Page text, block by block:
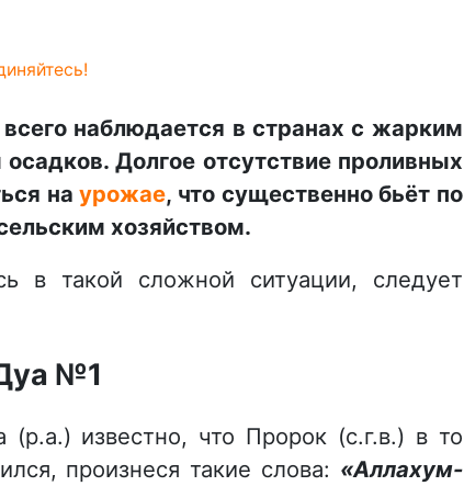
наблюдается в странах с жарким
Долгое отсутствие проливных
наурожае, что существенно бьёт по
хозяйством.
в такой сложной ситуации, следует
№1
известно, что Пророк (с.г.в.) в то
произнеся такие слова: «Аллахум-